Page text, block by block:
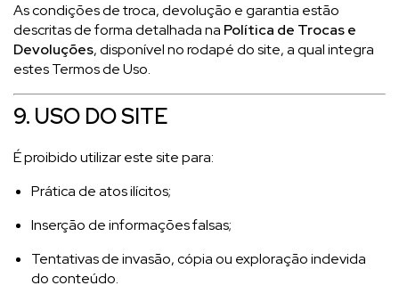
As condições de troca, devolução e garantia estão
descritas de forma detalhada na Política de Trocas e
Devoluções, disponível no rodapé do site, a qual integra
estes Termos de Uso.
9. USO DO SITE
É proibido utilizar este site para:
Prática de atos ilícitos;
Inserção de informações falsas;
Tentativas de invasão, cópia ou exploração indevida
do conteúdo.